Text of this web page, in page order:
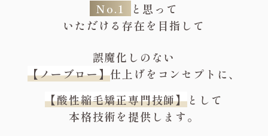
No.1
と思って
いただける存在を目指して
誤魔化しのない
【ノーブロー】仕上げをコンセプトに、
【酸性縮毛矯正専門技師】として
本格技術を提供します。